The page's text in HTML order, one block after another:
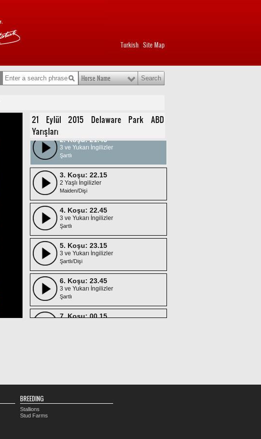
Turkish Site Map
Horse Name
21 Eylül 2015 Delaware Park ABD
Yarışları
Şartlı/Dişi
2. Koşu: 21.45
3 ve Yukarı İngilizler
Şartlı
3. Koşu: 22.15
2 Yaşlı İngilizler
Maiden/Dişi
4. Koşu: 22.45
3 ve Yukarı İngilizler
Şartlı
5. Koşu: 23.15
3 ve Yukarı İngilizler
Şartlı/Dişi
6. Koşu: 23.45
3 ve Yukarı İngilizler
Şartlı
7. Koşu: 00.15
BREEDING
Stallions
Stud Farms